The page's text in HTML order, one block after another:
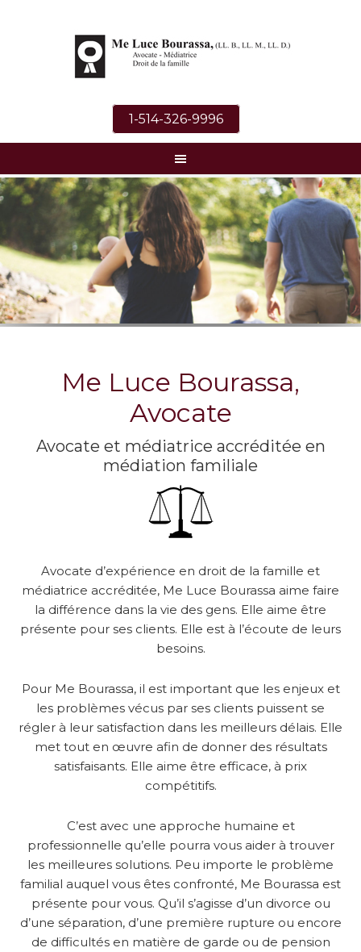
1-514-326-9996
Me Luce Bourassa,
Avocate
Avocate et médiatrice accréditée en
médiation familiale
Avocate d’expérience en droit de la famille et
médiatrice accréditée, Me Luce Bourassa aime faire
la différence dans la vie des gens. Elle aime être
présente pour ses clients. Elle est à l’écoute de leurs
besoins.
Pour Me Bourassa, il est important que les enjeux et
les problèmes vécus par ses clients puissent se
régler à leur satisfaction dans les meilleurs délais. Elle
met tout en œuvre afin de donner des résultats
satisfaisants. Elle aime être efficace, à prix
compétitifs.
C’est avec une approche humaine et
professionnelle qu’elle pourra vous aider à trouver
les meilleures solutions. Peu importe le problème
familial auquel vous êtes confronté, Me Bourassa est
présente pour vous. Qu’il s’agisse d’un divorce ou
d’une séparation, d’une première rupture ou encore
de difficultés en matière de garde ou de pension